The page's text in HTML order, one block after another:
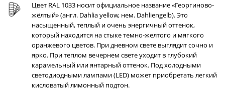
Цвет RAL 1033 носит официальное название «Георгиново-
жёлтый» (англ. Dahlia yellow, нем. Dahliengelb). Это
насыщенный, теплый и очень энергичный оттенок,
который находится на стыке темно-желтого и мягкого
оранжевого цветов. При дневном свете выглядит сочно и
ярко. При теплом вечернем свете уходит в глубокий
карамельный или янтарный оттенок. Под холодными
светодиодными лампами (LED) может приобретать легкий
кисловатый лимонный подтон.